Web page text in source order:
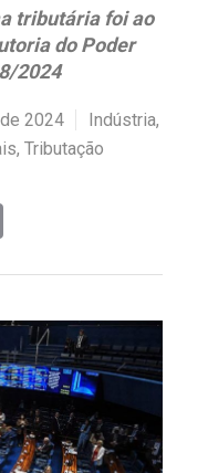
tributária foi ao
do Poder
2024
2024 Indústria,
, Tributação
Email